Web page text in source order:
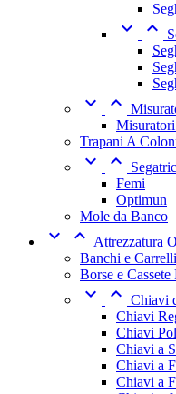
 
 
Trapani A
 
Femi
Optimun
Mole da Banco
  Attrezzatura
Banchi e
Borse e Cassete
  Chiavi
Chiavi
Chiavi
Chiavi a
Chiavi a
Chiavi a